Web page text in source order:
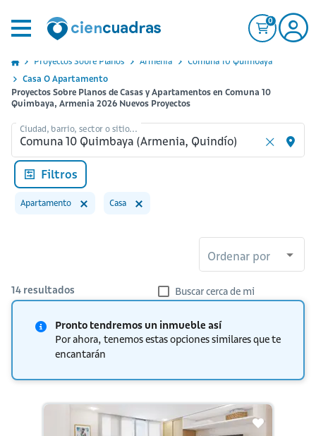
0
Proyectos Sobre Planos Armenia
Comuna 10 Quimbaya
Casa O Apartamento
Proyectos Sobre Planos de Casas y Apartamentos en Comuna 10
Quimbaya, Armenia 2026 Nuevos Proyectos
Ciudad, barrio, sector o sitio...
Filtros
Apartamento Casa
Ordenar por
14 resultados Buscar cerca de mi
Pronto tendremos un inmueble así
Por ahora, tenemos estas opciones similares que te
encantarán